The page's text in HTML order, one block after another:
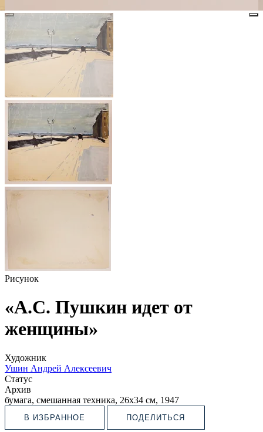
Рисунок
«А.С. Пушкин идет от
женщины»
Художник
Ушин Андрей Алексеевич
Статус
Архив
бумага, смешанная техника, 26х34 см, 1947
В ИЗБРАННОЕ ПОДЕЛИТЬСЯ